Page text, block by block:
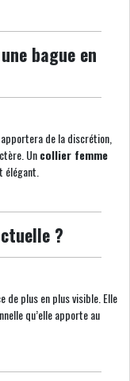
bague en
de la discrétion,
Uncollier femme
?
de plus en plus visible. Elle
qu’elle apporte au